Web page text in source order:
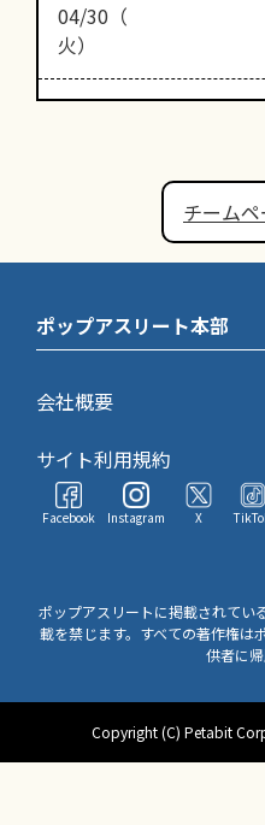
04/30（
火）
チーム
ポップアスリート本部
会社概要
サイト利用規約
Facebook Instagram X
ポップアスリートに掲載されてい
載を禁じます。すべての著作権は
供者に帰
Copyright (C) Petabit